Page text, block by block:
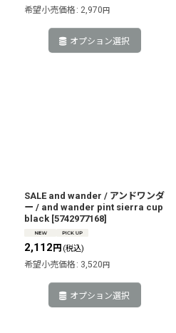
希望小売価格 : 2,970円
オプション選択
SALE and wander / アンドワンダ
ー / and wander pint sierra cup
black [5742977168]
2,112 円 (税込)
希望小売価格 : 3,520円
オプション選択